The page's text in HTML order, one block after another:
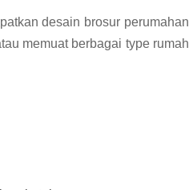
desain brosur perumahan
memuat berbagai type rumah